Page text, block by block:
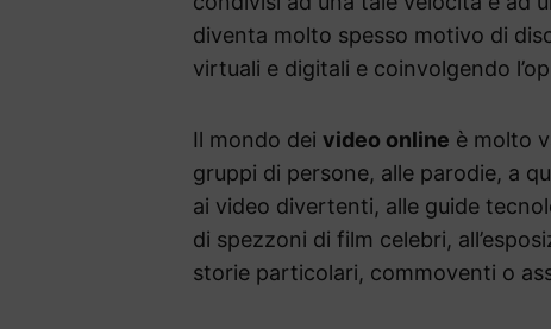
diventa molto spesso motivo di
virtuali e digitali e coinvolgendo
Il mondo dei video online è molto
gruppi di persone, alle parodie, a
ai video divertenti, alle guide
di spezzoni di film celebri,
storie particolari, commoventi o